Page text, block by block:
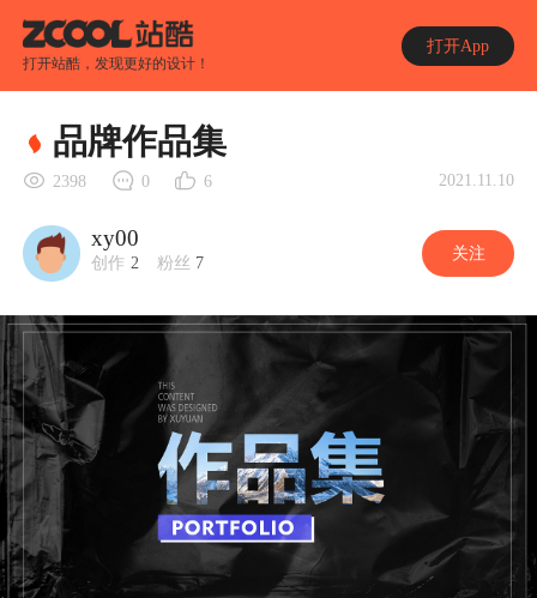
打开站酷，发现更好的设计！
打开App
品牌作品集
2398 0 6 2021.11.10
xy00
创作 2 粉丝 7 关注